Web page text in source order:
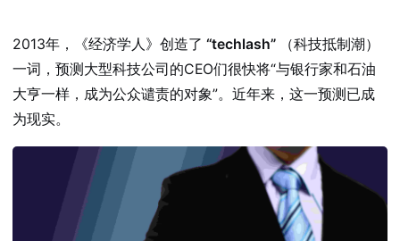
2013年，《经济学人》创造了 “techlash” （科技抵制潮）
一词，预测大型科技公司的CEO们很快将“与银行家和石油
大亨一样，成为公众谴责的对象”。近年来，这一预测已成
为现实。